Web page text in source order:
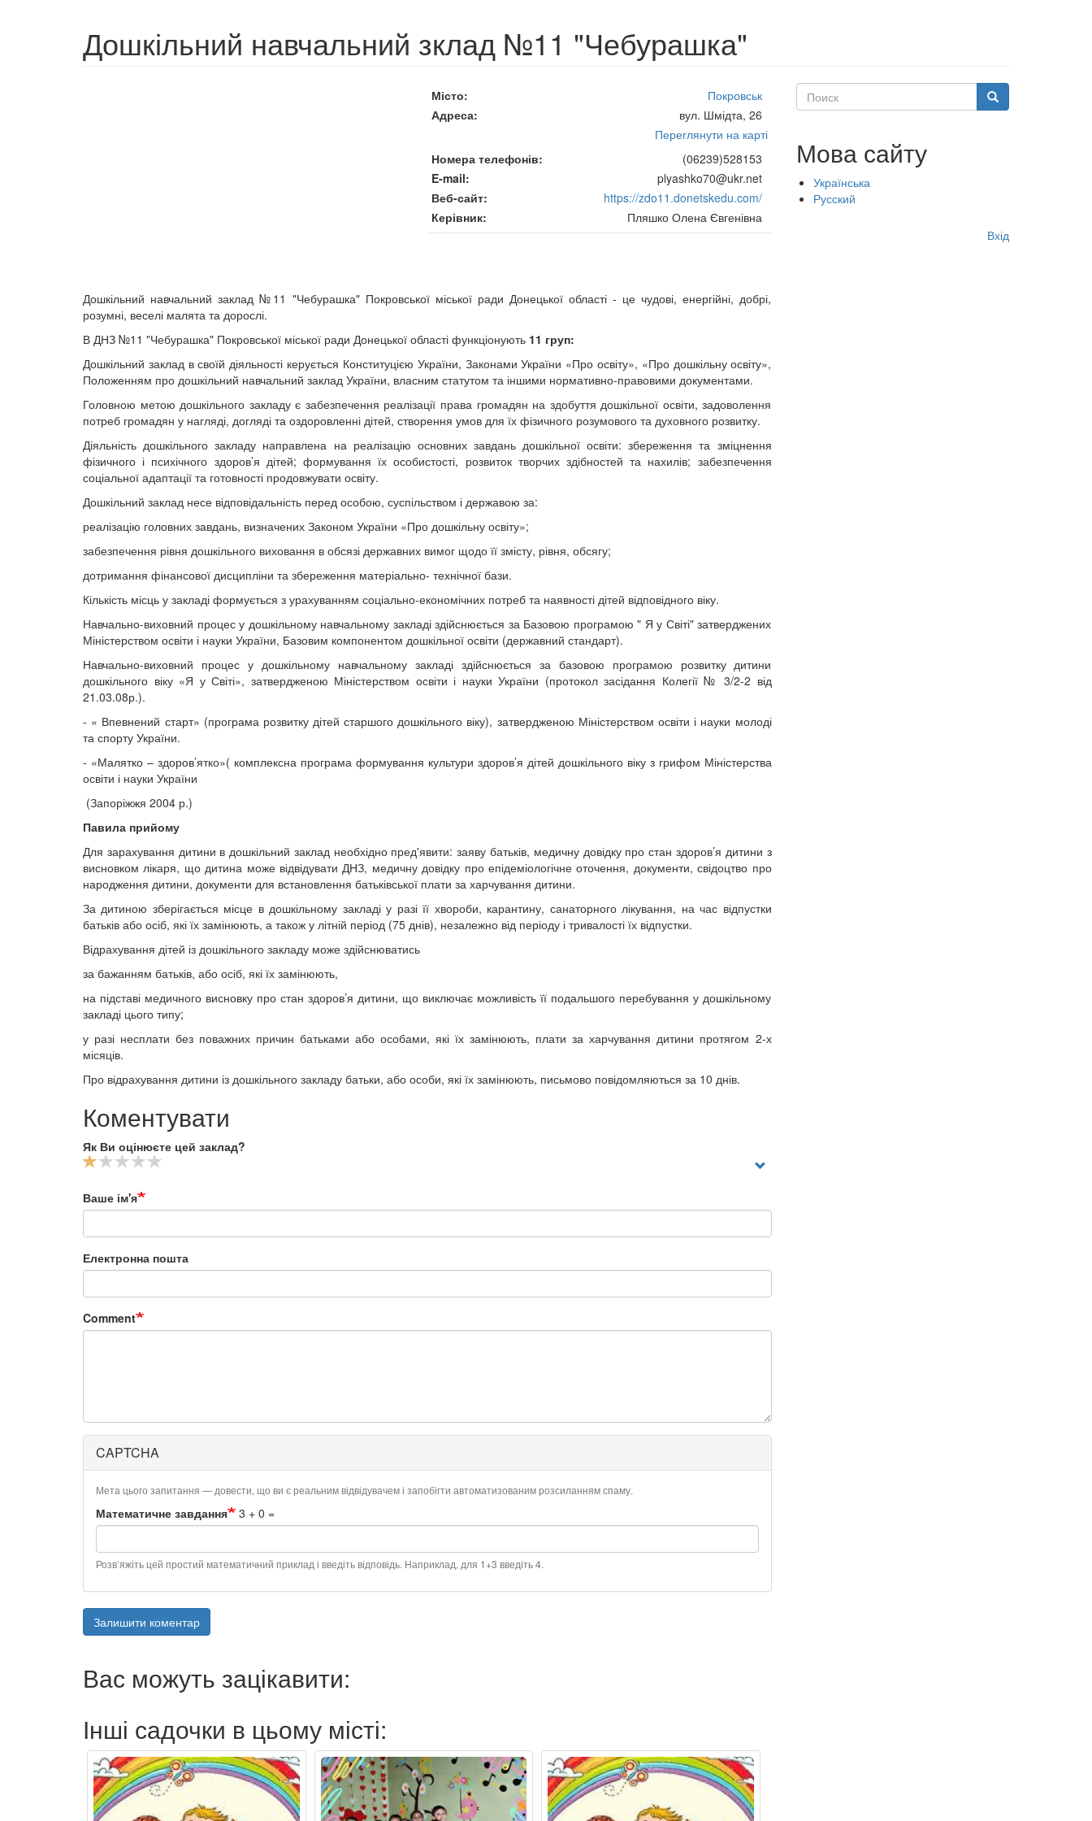
Дошкільний навчальний зклад №11 "Чебурашка"
Місто
Покровськ
Адреса
вул. Шмідта, 26
Переглянути на карті
Номера телефонів
(06239)528153
E-mail
plyashko70@ukr.net
Веб-сайт
https://zdo11.donetskedu.com/
Керівник
Пляшко Олена Євгенівна
Дошкільний навчальний заклад №11 "Чебурашка" Покровської міської ради Донецької області - це чудові, енергійні, добрі,
розумні, веселі малята та дорослі.
В ДНЗ №11 "Чебурашка" Покровської міської ради Донецької області функціонують 11 груп:
Дошкільний заклад в своїй діяльності керується Конституцією України, Законами України «Про освіту», «Про дошкільну освіту»,
Положенням про дошкільний навчальний заклад України, власним статутом та іншими нормативно-правовими документами.
Головною метою дошкільного закладу є забезпечення реалізації права громадян на здобуття дошкільної освіти, задоволення
потреб громадян у нагляді, догляді та оздоровленні дітей, створення умов для їх фізичного розумового та духовного розвитку.
Діяльність дошкільного закладу направлена на реалізацію основних завдань дошкільної освіти: збереження та зміцнення
фізичного і психічного здоров’я дітей; формування їх особистості, розвиток творчих здібностей та нахилів; забезпечення
соціальної адаптації та готовності продовжувати освіту.
Дошкільний заклад несе відповідальність перед особою, суспільством і державою за:
реалізацію головних завдань, визначених Законом України «Про дошкільну освіту»;
забезпечення рівня дошкільного виховання в обсязі державних вимог щодо її змісту, рівня, обсягу;
дотримання фінансової дисципліни та збереження матеріально- технічної бази.
Кількість місць у закладі формується з урахуванням соціально-економічних потреб та наявності дітей відповідного віку.
Навчально-виховний процес у дошкільному навчальному закладі здійснюється за Базовою програмою " Я у Світі" затверджених
Міністерством освіти і науки України, Базовим компонентом дошкільної освіти (державний стандарт).
Навчально-виховний процес у дошкільному навчальному закладі здійснюється за базовою програмою розвитку дитини
дошкільного віку «Я у Світі», затвердженою Міністерством освіти і науки України (протокол засідання Колегії № 3/2-2 від
21.03.08р.).
- « Впевнений старт» (програма розвитку дітей старшого дошкільного віку), затвердженою Міністерством освіти і науки молоді
та спорту України.
- «Малятко – здоров’ятко»( комплексна програма формування культури здоров’я дітей дошкільного віку з грифом Міністерства
освіти і науки України
(Запоріжжя 2004 р.)
Павила прийому
Для зарахування дитини в дошкільний заклад необхідно пред'явити: заяву батьків, медичну довідку про стан здоров’я дитини з
висновком лікаря, що дитина може відвідувати ДНЗ, медичну довідку про епідеміологічне оточення, документи, свідоцтво про
народження дитини, документи для встановлення батьківської плати за харчування дитини.
За дитиною зберігається місце в дошкільному закладі у разі її хвороби, карантину, санаторного лікування, на час відпустки
батьків або осіб, які їх замінюють, а також у літній період (75 днів), незалежно від періоду і тривалості їх відпустки.
Відрахування дітей із дошкільного закладу може здійснюватись
за бажанням батьків, або осіб, які їх замінюють,
на підставі медичного висновку про стан здоров’я дитини, що виключає можливість її подальшого перебування у дошкільному
закладі цього типу;
у разі несплати без поважних причин батьками або особами, які їх замінюють, плати за харчування дитини протягом 2-х
місяців.
Про відрахування дитини із дошкільного закладу батьки, або особи, які їх замінюють, письмово повідомляються за 10 днів.
Коментувати
Як Ви оцінюєте цей заклад?
Ваше ім'я
Електронна пошта
Comment
CAPTCHA
Мета цього запитання — довести, що ви є реальним відвідувачем і запобігти автоматизованим розсиланням спаму.
Математичне завдання 3 + 0 =
Розв’яжіть цей простий математичний приклад і введіть відповідь. Наприклад, для 1+3 введіть 4.
Залишити коментар
Вас можуть зацікавити:
Інші садочки в цьому місті:
Поиск Поиск
Мова сайту
Українська
Русский
Вхід